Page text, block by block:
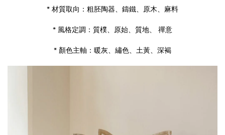
* 材質取向：粗胚陶器、鑄鐵、原木、麻料
* 風格定調：質樸、原始、質地、 禪意
* 顏色主軸：暖灰、繡色、土黃、深褐